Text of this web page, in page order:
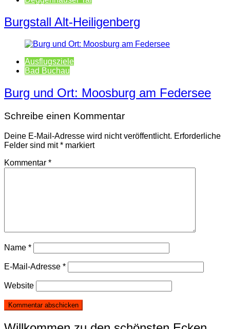
Burgstall Alt-Heiligenberg
Ausflugsziele
Bad Buchau
Burg und Ort: Moosburg am Federsee
Schreibe einen Kommentar
Deine E-Mail-Adresse wird nicht veröffentlicht. Erforderliche
Felder sind mit* markiert
Kommentar *
Name *
E-Mail-Adresse *
Website